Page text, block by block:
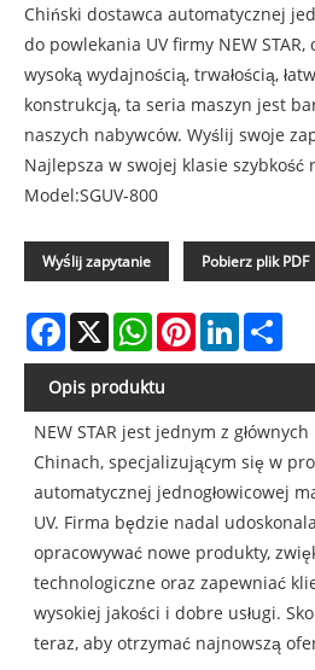
Chiński dostawca automatycznej
do powlekania UV firmy NEW
wysoką wydajnością, trwałością,
konstrukcją, ta seria maszyn jest
naszych nabywców. Wyślij swoje
Najlepsza w swojej klasie szybkość
Model:SGUV-800
Wyślij zapytanie Pobierz plik PDF
Facebook
X WhatsAppPinterestLinkedIn
Opis produktu
NEW STAR jest jednym z
Chinach, specjalizującym się w
automatycznej jednogłowicowej
UV. Firma będzie nadal
opracowywać nowe produkty,
technologiczne oraz zapewniać
wysokiej jakości i dobre usługi.
teraz, aby otrzymać najnowszą